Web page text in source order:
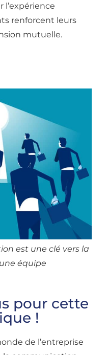
l’expérience
renforcent leurs
mutuelle.
est une clé vers la
équipe
pour cette
!
de l’entreprise